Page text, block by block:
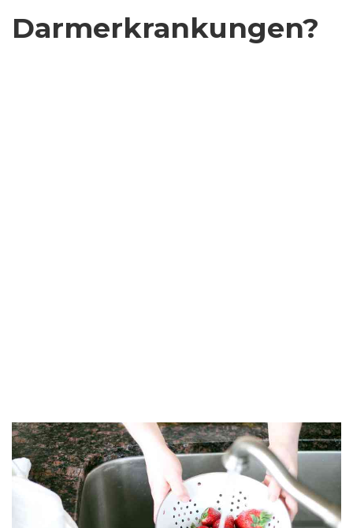
Darmerkrankungen?